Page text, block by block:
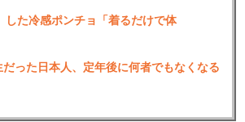
した冷感ポンチョ「着るだけで体
だった日本人、定年後に何者でもなくなる